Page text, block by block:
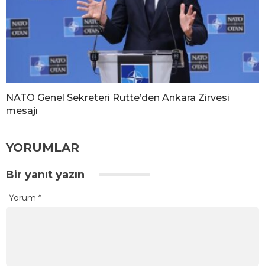
NATO Genel Sekreteri Rutte’den Ankara Zirvesi
mesajı
YORUMLAR
Bir yanıt yazın
Yorum *